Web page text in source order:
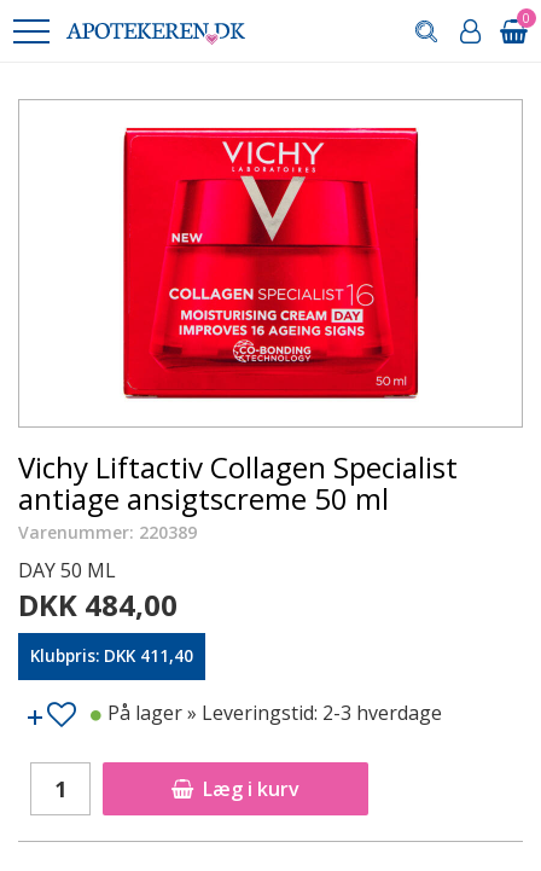
0
Vichy Liftactiv Collagen Specialist
antiage ansigtscreme 50 ml
Varenummer: 220389
DAY 50 ML
DKK 484,00
Klubpris: DKK 411,40
Læg i kurv
På lager» Leveringstid: 2-3 hverdage